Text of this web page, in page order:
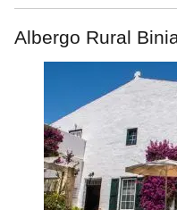
Albergo Rural